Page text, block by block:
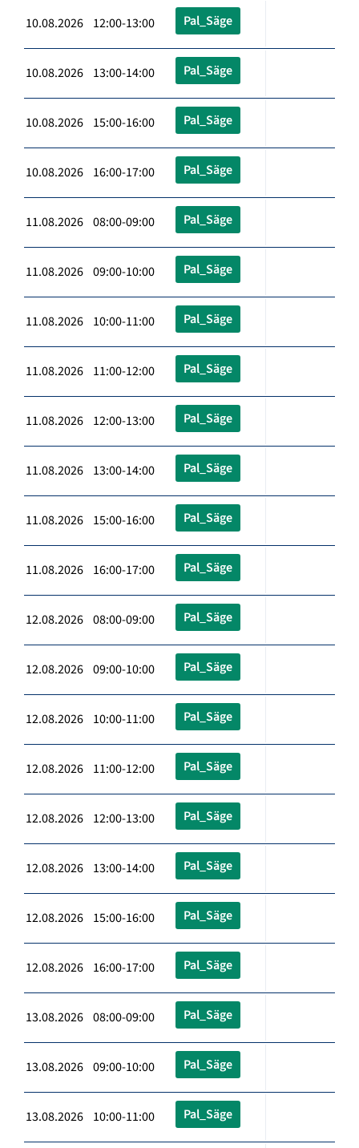
10.08.2026 12:00-13:00 Pal_Säge
10.08.2026 13:00-14:00 Pal_Säge
10.08.2026 15:00-16:00 Pal_Säge
10.08.2026 16:00-17:00 Pal_Säge
11.08.2026 08:00-09:00 Pal_Säge
11.08.2026 09:00-10:00 Pal_Säge
11.08.2026 10:00-11:00 Pal_Säge
11.08.2026 11:00-12:00 Pal_Säge
11.08.2026 12:00-13:00 Pal_Säge
11.08.2026 13:00-14:00 Pal_Säge
11.08.2026 15:00-16:00 Pal_Säge
11.08.2026 16:00-17:00 Pal_Säge
12.08.2026 08:00-09:00 Pal_Säge
12.08.2026 09:00-10:00 Pal_Säge
12.08.2026 10:00-11:00 Pal_Säge
12.08.2026 11:00-12:00 Pal_Säge
12.08.2026 12:00-13:00 Pal_Säge
12.08.2026 13:00-14:00 Pal_Säge
12.08.2026 15:00-16:00 Pal_Säge
12.08.2026 16:00-17:00 Pal_Säge
13.08.2026 08:00-09:00 Pal_Säge
13.08.2026 09:00-10:00 Pal_Säge
13.08.2026 10:00-11:00 Pal_Säge